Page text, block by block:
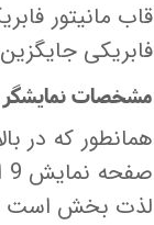
فابریکی
مشخصات نمایشگر
صفحه نمایش 9 اینچی است که از
لذت بخش است و